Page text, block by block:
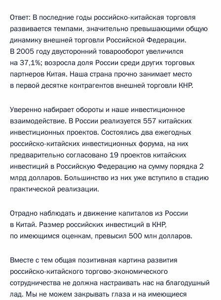
Ответ: В последние годы российско-китайская торговля
развивается темпами, значительно превышающими общую
динамику внешней торговли Российской Федерации.
В 2005 году двусторонний товарооборот увеличился
на 37,1%; возросла доля России среди других торговых
партнеров Китая. Наша страна прочно занимает место
в первой десятке контрагентов внешней торговли КНР.
Уверенно набирает обороты и наше инвестиционное
взаимодействие. В России реализуется 557 китайских
инвестиционных проектов. Состоялись два ежегодных
российско-китайских инвестиционных форума, на них
предварительно согласовано 19 проектов китайских
инвестиций в Российскую Федерацию на сумму порядка 2
млрд долларов. Большинство из них уже вступило в стадию
практической реализации.
Отрадно наблюдать и движение капиталов из России
в Китай. Размер российских инвестиций в КНР,
по имеющимся оценкам, превысил 500 млн долларов.
Вместе с тем общая позитивная картина развития
российско-китайского торгово-экономического
сотрудничества не должна настраивать нас на благодушный
лад. Мы не можем закрывать глаза и на имеющиеся